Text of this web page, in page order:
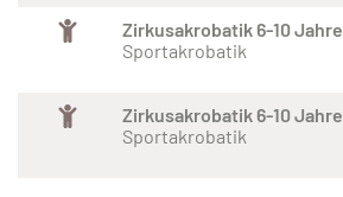
Zirkusakrobatik 6-10 Jahre
Sportakrobatik
Zirkusakrobatik 6-10 Jahre
Sportakrobatik